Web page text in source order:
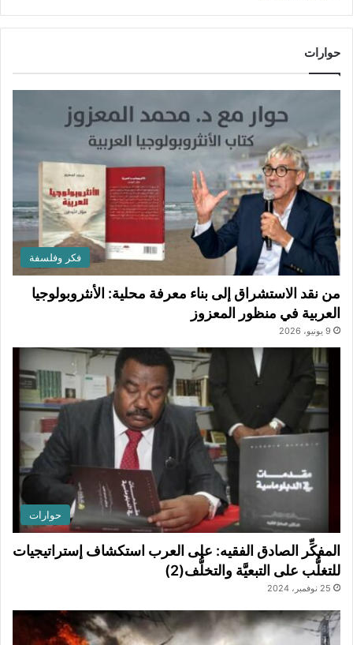
حوارات
فكر وفلسفة
من نقد الاستشراق إلى بناء معرفة محلية: الأنثروبولوجيا
العربية في منظور المعزوز
9 يونيو، 2026
حوارات
المفكِّر الصادق الفقيه: على العرب استكشاف إستراتيجيات
للتغلُّب على التبعيَّة والتخلُّف(2)
25 نوفمبر، 2024